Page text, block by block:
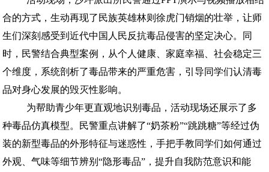
合的方式，生动再现了民族英雄林则徐虎门销烟的壮举，让师
生们深刻感受到近代中国人民反抗毒品侵害的坚定决心。同
时，民警结合典型案例，从个人健康、家庭幸福、社会稳定三
个维度，系统剖析了毒品带来的严重危害，引导同学们认清毒
品对身心发展的毁灭性影响。
为帮助青少年更直观地识别毒品，活动现场还展示了多
种毒品仿真模型。民警重点讲解了“奶茶粉”“跳跳糖”等经过伪
装的新型毒品的外形特征与迷惑性，手把手教同学们如何通过
外观、气味等细节辨别“隐形毒品”，提升自我防范意识和能